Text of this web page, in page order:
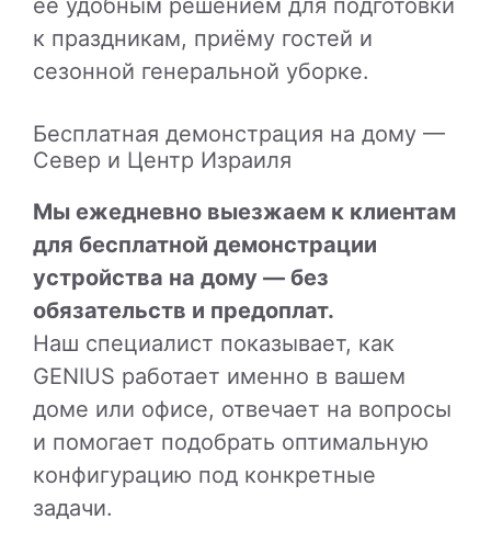
к праздникам, приёму гостей и
сезонной генеральной уборке.
Бесплатная демонстрация на дому —
Север и Центр Израиля
Мы ежедневно выезжаем к клиентам
для бесплатной демонстрации
устройства на дому — без
обязательств и предоплат.
Наш специалист показывает, как
GENIUS работает именно в вашем
доме или офисе, отвечает на вопросы
и помогает подобрать оптимальную
конфигурацию под конкретные
задачи.